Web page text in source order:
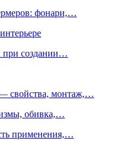
фонари,…
при создании…
свойства, монтаж,…
обивка,…
применения,…